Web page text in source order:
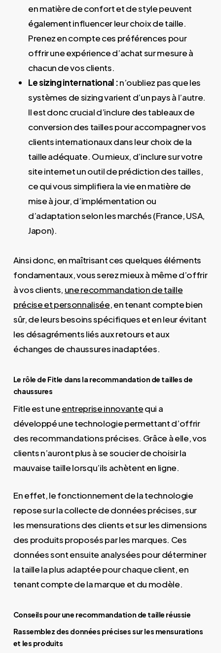
en matière de confort et de style peuvent
également influencer leur choix de taille.
Prenez en compte ces préférences pour
offrir une expérience d’achat sur mesure à
chacun de vos clients.
Le sizing international :n’oubliez pas que les
systèmes de sizing varient d’un pays à l’autre.
Il est donc crucial d’inclure des tableaux de
conversion des tailles pour accompagner vos
clients internationaux dans leur choix de la
taille adéquate. Ou mieux, d’inclure sur votre
site internet un outil de prédiction des tailles,
ce qui vous simplifiera la vie en matière de
mise à jour, d’implémentation ou
d’adaptation selon les marchés (France, USA,
Japon).
Ainsi donc, en maîtrisant ces quelques éléments
fondamentaux, vous serez mieux à même d’offrir
à vos clients, une recommandation de taille
précise et personnalisée, en tenant compte bien
sûr, de leurs besoins spécifiques et en leur évitant
les désagréments liés aux retours et aux
échanges de chaussures inadaptées.
Le rôle de Fitle dans la recommandation de tailles de
chaussures
Fitle est uneentreprise innovantequi a
développé une technologie permettant d’offrir
des recommandations précises. Grâce à elle, vos
clients n’auront plus à se soucier de choisir la
mauvaise taille lorsqu’ils achètent en ligne.
En effet, le fonctionnement de la technologie
repose sur la collecte de données précises, sur
les mensurations des clients et sur les dimensions
des produits proposés par les marques. Ces
données sont ensuite analysées pour déterminer
la taille la plus adaptée pour chaque client, en
tenant compte de la marque et du modèle.
Conseils pour une recommandation de taille réussie
Rassemblez des données précises sur les mensurations
et les produits